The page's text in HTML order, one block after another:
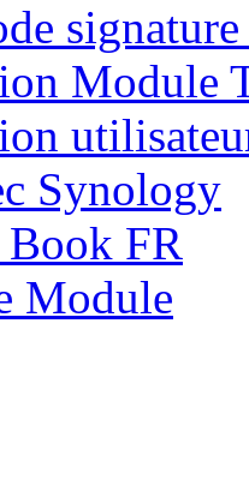
Module
Synology
FR
Module